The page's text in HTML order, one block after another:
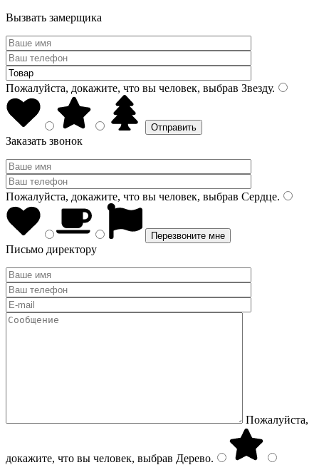
Вызвать замерщика
Пожалуйста, докажите, что вы человек, выбрав Звезду.
Заказать звонок
Пожалуйста, докажите, что вы человек, выбрав Сердце.
Письмо директору
Пожалуйста,
докажите, что вы человек, выбрав Дерево.